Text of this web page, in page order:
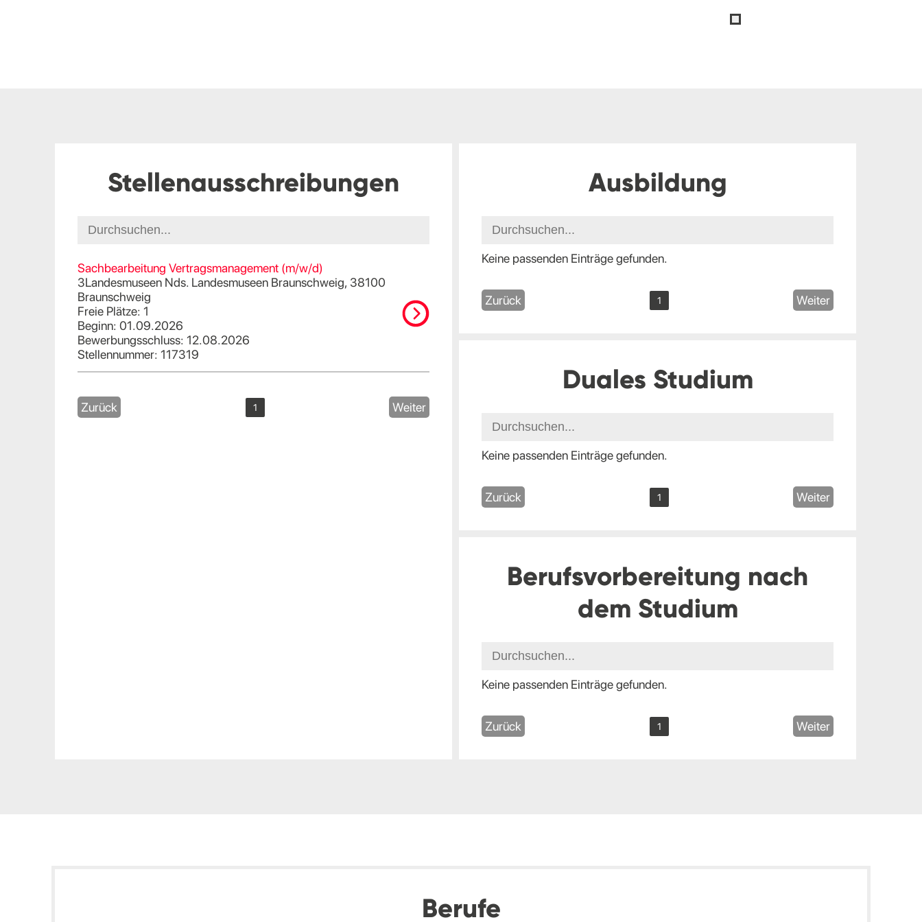
Stellenausschreibungen
Sachbearbeitung Vertragsmanagement (m/w/d)
3Landesmuseen Nds. Landesmuseen Braunschweig, 38100
Braunschweig
Freie Plätze: 1
Beginn: 01.09.2026
Bewerbungsschluss: 12.08.2026
Stellennummer: 117319
Zurück 1 Weiter
Ausbildung
Keine passenden Einträge gefunden.
Zurück 1 Weiter
Duales Studium
Keine passenden Einträge gefunden.
Zurück 1 Weiter
Berufsvorbereitung nach
dem Studium
Keine passenden Einträge gefunden.
Zurück 1 Weiter
Berufe